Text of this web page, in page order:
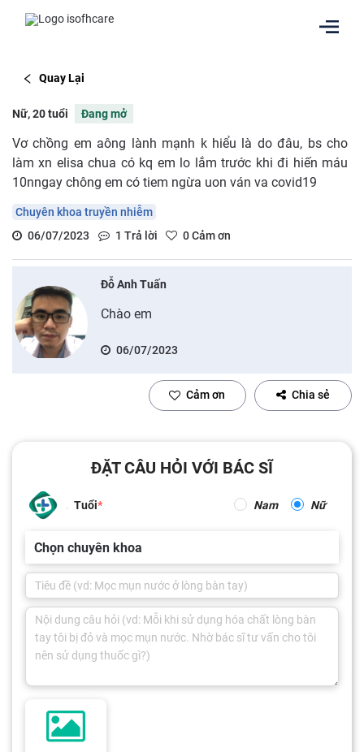
Quay Lại
Nữ, 20 tuổi Đang mở
Vơ chồng em aông lành mạnh k hiểu là do đâu, bs cho
làm xn elisa chua có kq em lo lắm trước khi đi hiến máu
10nngay chông em có tiem ngừa uon ván va covid19
Chuyên khoa truyền nhiễm
06/07/2023
1 Trả lời 0Cảm ơn
Đỗ Anh Tuấn
Chào em
06/07/2023
Cảm ơn Chia sẻ
ĐẶT CÂU HỎI VỚI BÁC SĨ
Tuổi Nam Nữ
Chọn chuyên khoa